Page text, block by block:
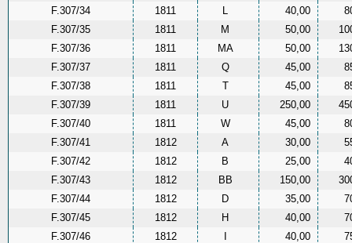
F.307/34
1811 L 40,00
F.307/35
1811 M 50,00
F.307/36
1811 MA 50,00
F.307/37
1811 Q 45,00
F.307/38
1811 T 45,00
F.307/39
1811 U 250,00
F.307/40
1811 W 45,00
F.307/41
1812 A 30,00
F.307/42
1812 B 25,00
F.307/43
1812 BB 150,00
F.307/44
1812 D 35,00
F.307/45
1812 H 40,00
F.307/46
1812 I 40,00